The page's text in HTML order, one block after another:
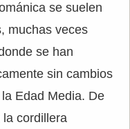
se suelen
muchas veces
se han
sin cambios
Edad Media. De
cordillera